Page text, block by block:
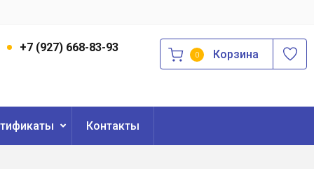
+7 (927) 668-83-93
0 Корзина
Контакты